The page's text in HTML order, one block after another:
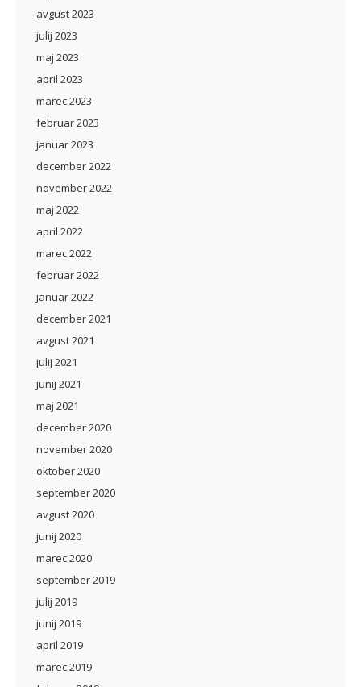
avgust 2023
julij 2023
maj 2023
april 2023
marec 2023
februar 2023
januar 2023
december 2022
november 2022
maj 2022
april 2022
marec 2022
februar 2022
januar 2022
december 2021
avgust 2021
julij 2021
junij 2021
maj 2021
december 2020
november 2020
oktober 2020
september 2020
avgust 2020
junij 2020
marec 2020
september 2019
julij 2019
junij 2019
april 2019
marec 2019